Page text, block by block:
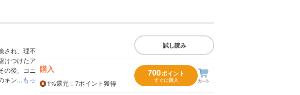
され、理不
けつけたア
の後、コニ
キン...もっ
試し読み
購入
1%還元 ：7ポイント獲得
700ポイント
すぐに購入